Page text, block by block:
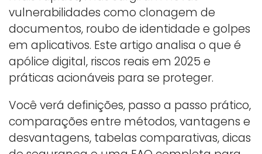
vulnerabilidades como clonagem de
documentos, roubo de identidade e golpes
em aplicativos. Este artigo analisa o que é
apólice digital, riscos reais em 2025 e
práticas acionáveis para se proteger.
Você verá definições, passo a passo prático,
comparações entre métodos, vantagens e
desvantagens, tabelas comparativas, dicas